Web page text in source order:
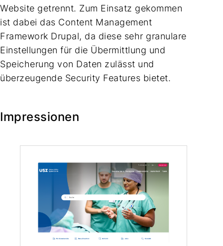
Website getrennt. Zum Einsatz gekommen
ist dabei das Content Management
Framework Drupal, da diese sehr granulare
Einstellungen für die Übermittlung und
Speicherung von Daten zulässt und
überzeugende Security Features bietet.
Impressionen